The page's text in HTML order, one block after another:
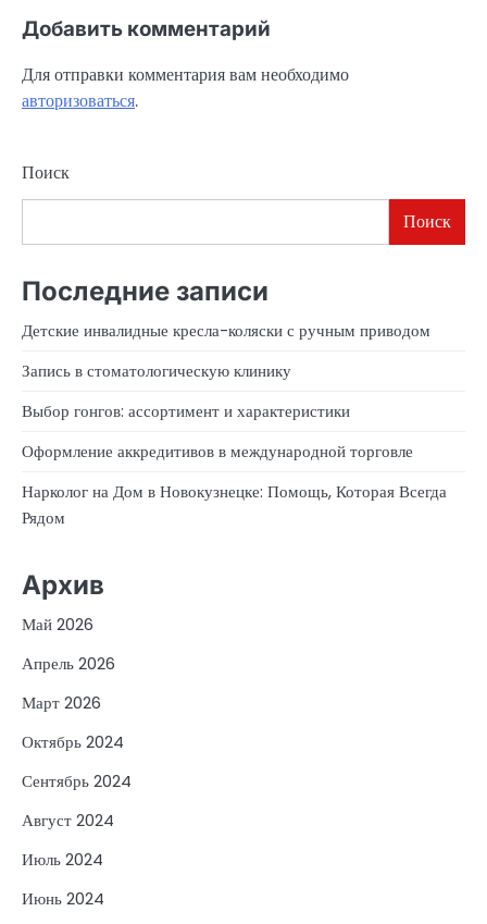
Добавить комментарий
Для отправки комментария вам необходимо
авторизоваться.
Поиск
Поиск
Последние записи
Детские инвалидные кресла-коляски с ручным приводом
Запись в стоматологическую клинику
Выбор гонгов: ассортимент и характеристики
Оформление аккредитивов в международной торговле
Нарколог на Дом в Новокузнецке: Помощь, Которая Всегда
Рядом
Архив
Май 2026
Апрель 2026
Март 2026
Октябрь 2024
Сентябрь 2024
Август 2024
Июль 2024
Июнь 2024